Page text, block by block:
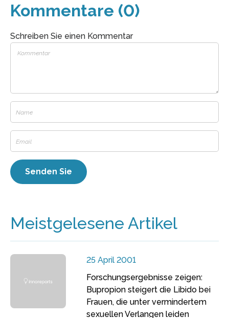
Kommentare (0)
Schreiben Sie einen Kommentar
Meistgelesene Artikel
25 April 2001
Forschungsergebnisse zeigen:
Bupropion steigert die Libido bei
Frauen, die unter vermindertem
sexuellen Verlangen leiden